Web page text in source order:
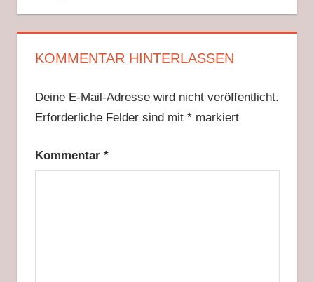
KOMMENTAR HINTERLASSEN
Deine E-Mail-Adresse wird nicht veröffentlicht.
Erforderliche Felder sind mit *markiert
Kommentar *